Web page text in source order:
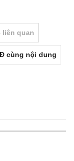
liên quan
cùng nội dung